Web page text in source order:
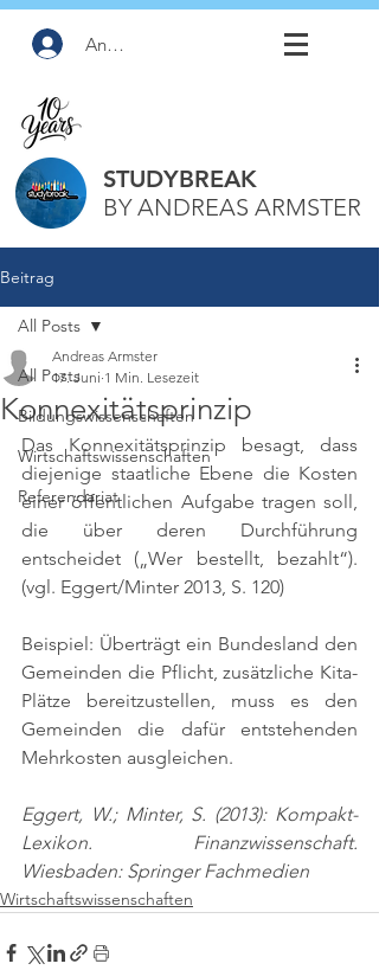
Anmelden
STUDYBREAK
BY ANDREAS ARMSTER
Beitrag
All Posts
Bildungswissenschaften
Wirtschaftswissenschaften
Referendariat
All Posts
Konnexitätsprinzip
Andreas Armster
17. Juni 1 Min. Lesezeit
Das Konnexitätsprinzip besagt, dass
diejenige staatliche Ebene die Kosten
einer öffentlichen Aufgabe tragen soll,
die über deren Durchführung
(vgl. Eggert/Minter 2013, S. 120)
Beispiel: Überträgt ein Bundesland den
Gemeinden die Pflicht, zusätzliche Kita-
Plätze bereitzustellen, muss es den
Gemeinden die dafür entstehenden
Mehrkosten ausgleichen.
Eggert, W.; Minter, S. (2013): Kompakt-
Lexikon. Finanzwissenschaft.
Wiesbaden: Springer Fachmedien
Wirtschaftswissenschaften